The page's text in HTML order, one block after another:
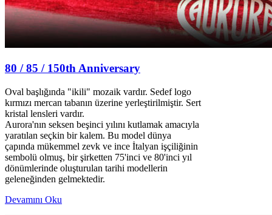
80 / 85 / 150th Anniversary
Oval başlığında "ikili" mozaik vardır. Sedef logo
kırmızı mercan tabanın üzerine yerleştirilmiştir. Sert
kristal lensleri vardır.
Aurora'nın seksen beşinci yılını kutlamak amacıyla
yaratılan seçkin bir kalem. Bu model dünya
çapında mükemmel zevk ve ince İtalyan işçiliğinin
sembolü olmuş, bir şirketten 75'inci ve 80'inci yıl
dönümlerinde oluşturulan tarihi modellerin
geleneğinden gelmektedir.
Devamını Oku